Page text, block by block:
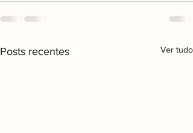
Posts recentes Ver tudo